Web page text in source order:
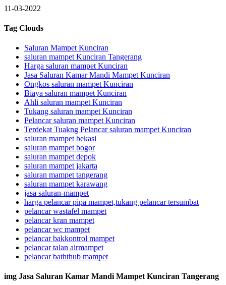
11-03-2022
Tag Clouds
Saluran Mampet Kunciran
saluran mampet Kunciran Tangerang
Harga saluran mampet Kunciran
Jasa Saluran Kamar Mandi Mampet Kunciran
Ongkos saluran mampet Kunciran
Biaya saluran mampet Kunciran
Ahli saluran mampet Kunciran
Tukang saluran mampet Kunciran
Pelancar saluran mampet Kunciran
Terdekat Tuakng Pelancar saluran mampet Kunciran
saluran mampet bekasi
saluran mampet bogor
saluran mampet depok
saluran mampet jakarta
saluran mampet tangerang
saluran mampet karawang
jasa saluran-mampet
harga pelancar pipa mampet,tukang pelancar tersumbat
pelancar wastafel mampet
pelancar kran mampet
pelancar wc mampet
pelancar bakkontrol mampet
pelancar talan airmampet
pelancar baththub mampet
img Jasa Saluran Kamar Mandi Mampet Kunciran Tangerang